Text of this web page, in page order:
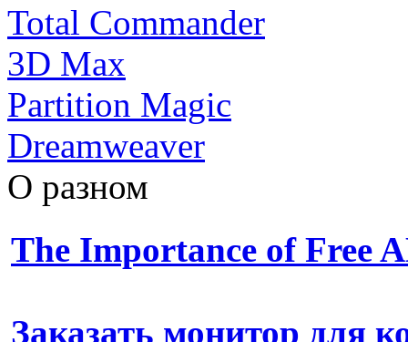
Total Commander
3D Max
Partition Magic
Dreamweaver
О разном
The Importance of Free
Заказать монитор для